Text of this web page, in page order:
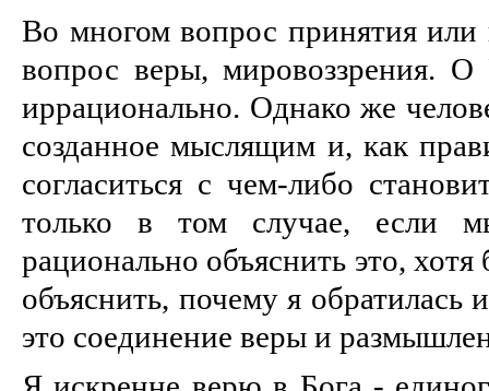
Во многом вопрос принятия или
вопрос веры, мировоззрения. О
иррационально. Однако же
созданное мыслящим и, как
согласиться с чем-либо
только в том случае, если
рационально объяснить это,
объяснить, почему я
это соединение веры и